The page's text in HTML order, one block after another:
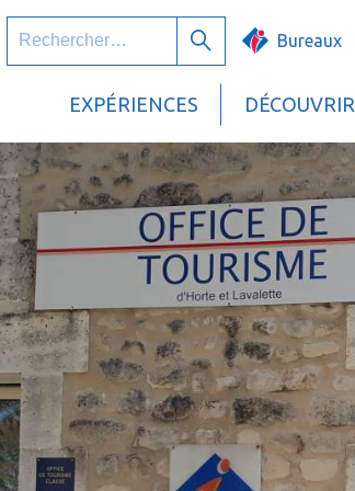
EXPÉRIENCES DÉCOUVRIR
RechercherBureaux